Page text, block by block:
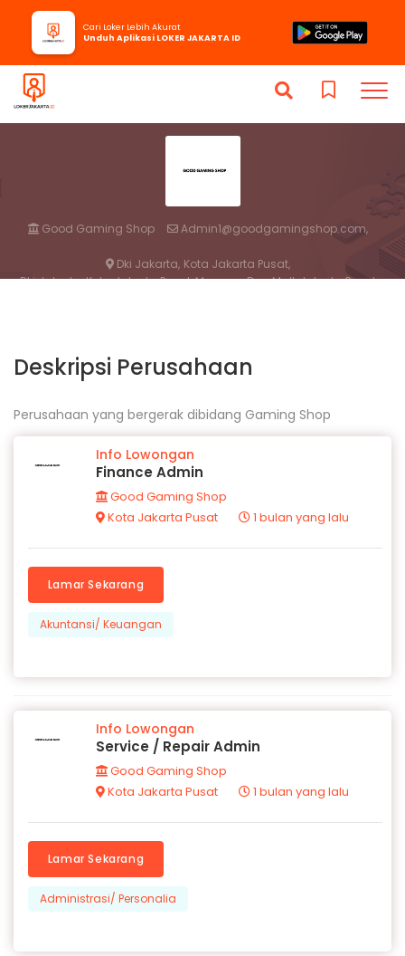
Good Gaming Shop Admin1@goodgamingshop.com,
Dki Jakarta, Kota Jakarta Pusat,
Dki Jakarta, Kota Jakarta Pusat, Mangga Dua Mall, Jakarta Pusat
Cari Loker Lebih Akurat
Unduh Aplikasi LOKER JAKARTA ID
Deskripsi Perusahaan
Perusahaan yang bergerak dibidang Gaming Shop
Info Lowongan
Finance Admin
Good Gaming Shop
Kota Jakarta Pusat
1 bulan yang lalu
Lamar Sekarang
Akuntansi/ Keuangan
Info Lowongan
Service / Repair Admin
Good Gaming Shop
Kota Jakarta Pusat
1 bulan yang lalu
Lamar Sekarang
Administrasi/ Personalia